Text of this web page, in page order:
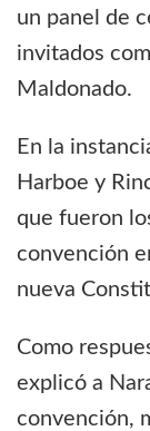
un panel de
invitados
Maldonado.
En la
Harboe y
que fueron
convención
nueva
Como
explicó a
convención,